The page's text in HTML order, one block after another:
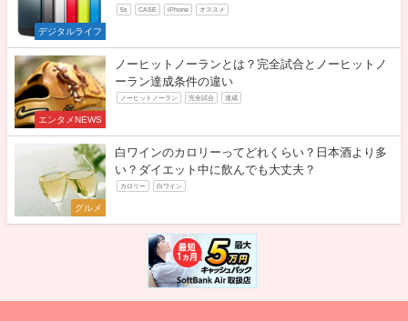
デジタルライフ
5s CASE iPhone オススメ
エンタメNEWS
ノーヒットノーランとは？完全試合とノーヒットノ
ーラン達成条件の違い
ノーヒットノーラン 完全試合 達成
グルメ
白ワインのカロリーってどれくらい？日本酒より多
い？ダイエット中に飲んでも大丈夫？
カロリー 白ワイン